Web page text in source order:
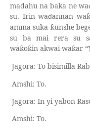
madahu na baka ne wa
su. Irin waɗannan wa
amma suka ƙunshe
su ba mai rera su
waƙoƙin akwai waƙar “
Jagora: To bisimilla
Amshi: To.
Jagora: In yi yabon
Amshi: To.